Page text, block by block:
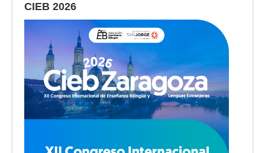
CIEB 2026